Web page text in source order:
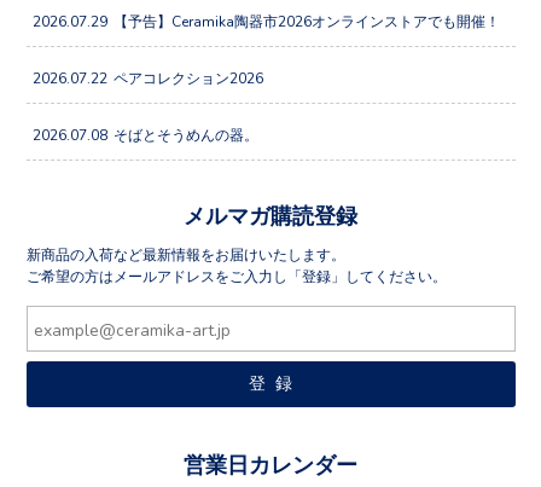
2026.07.29 【予告】Ceramika陶器市2026オンラインストアでも開催！
2026.07.22 ペアコレクション2026
2026.07.08 そばとそうめんの器。
メルマガ購読登録
新商品の入荷など最新情報をお届けいたします。
ご希望の方はメールアドレスをご入力し「登録」してください。
営業日カレンダー